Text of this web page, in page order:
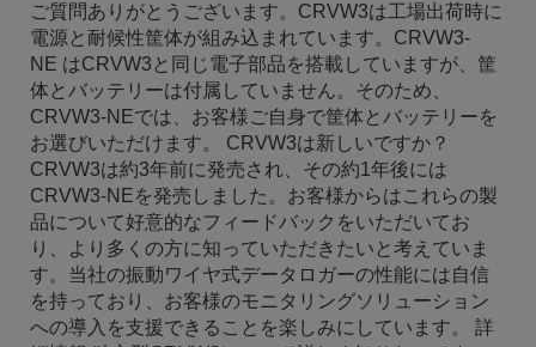
ご質問ありがとうございます。CRVW3は工場出荷時に
電源と耐候性筐体が組み込まれています。CRVW3-
NE はCRVW3と同じ電子部品を搭載していますが、筐
体とバッテリーは付属していません。そのため、
CRVW3-NEでは、お客様ご自身で筐体とバッテリーを
お選びいただけます。 CRVW3は新しいですか？
CRVW3は約3年前に発売され、その約1年後には
CRVW3-NEを発売しました。お客様からはこれらの製
品について好意的なフィードバックをいただいてお
り、より多くの方に知っていただきたいと考えていま
す。当社の振動ワイヤ式データロガーの性能には自信
を持っており、お客様のモニタリングソリューション
への導入を支援できることを楽しみにしています。 詳